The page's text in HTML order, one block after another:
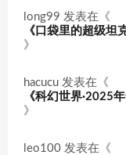
long99 发表在《
《口袋里的超级坦
》
hacucu 发表在《
《科幻世界·2025
》
leo100 发表在《